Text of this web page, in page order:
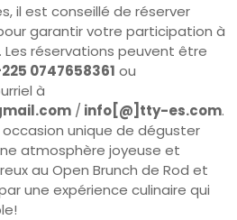
il est conseillé de réserver
garantir votre participation à
réservations peuvent être
0747658361 ou
à
/ info[@]tty-es.com.
unique de déguster
atmosphère joyeuse et
au Open Brunch de Rod et
une expérience culinaire qui